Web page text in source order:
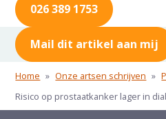
026 389 1753
Mail dit artikel aan mij
Home » Onze artsen schrijven »
Risico op prostaatkanker lager in